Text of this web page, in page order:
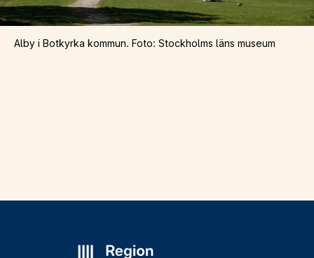
Alby i Botkyrka kommun. Foto: Stockholms läns museum